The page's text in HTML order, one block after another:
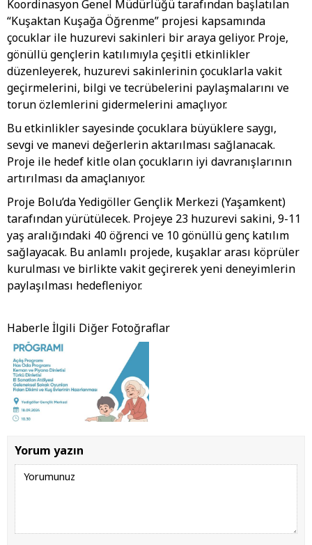
Koordinasyon Genel Müdürlüğü tarafından başlatılan
“Kuşaktan Kuşağa Öğrenme” projesi kapsamında
çocuklar ile huzurevi sakinleri bir araya geliyor. Proje,
gönüllü gençlerin katılımıyla çeşitli etkinlikler
düzenleyerek, huzurevi sakinlerinin çocuklarla vakit
geçirmelerini, bilgi ve tecrübelerini paylaşmalarını ve
torun özlemlerini gidermelerini amaçlıyor.
Bu etkinlikler sayesinde çocuklara büyüklere saygı,
sevgi ve manevi değerlerin aktarılması sağlanacak.
Proje ile hedef kitle olan çocukların iyi davranışlarının
artırılması da amaçlanıyor.
Proje Bolu’da Yedigöller Gençlik Merkezi (Yaşamkent)
tarafından yürütülecek. Projeye 23 huzurevi sakini, 9-11
yaş aralığındaki 40 öğrenci ve 10 gönüllü genç katılım
sağlayacak. Bu anlamlı projede, kuşaklar arası köprüler
kurulması ve birlikte vakit geçirerek yeni deneyimlerin
paylaşılması hedefleniyor.
Haberle İlgili Diğer Fotoğraflar
Yorum yazın